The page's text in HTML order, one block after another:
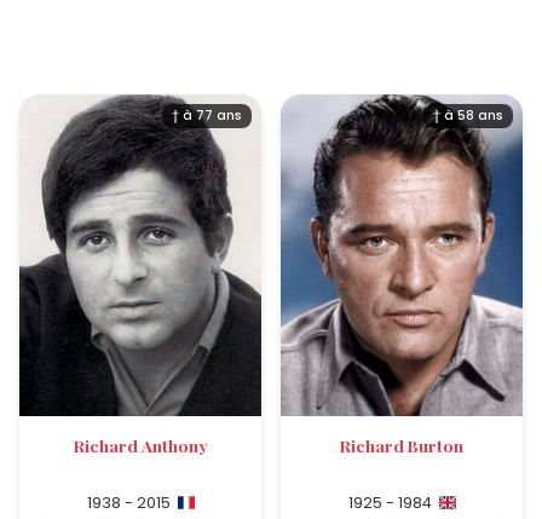
† à 77 ans
Richard Anthony
1938 - 2015
† à 58 ans
Richard Burton
1925 - 1984